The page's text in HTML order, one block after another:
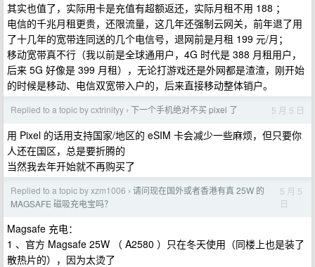
其实也值了，实际用卡是充值有超额返还，实际月租不用 188 ；
电信的千兆月租更贵，还限流量，这几年还强制云网关，前年退了用
了十几年的宽带连同送的几个电信号，退网前是月租 199 元/月；
移动宽带真不行（我以前是全球通用户，4G 时代是 388 月租用户，
后来 5G 好像是 399 月租），无论打游戏还是外网都是渣渣，刚开始
的时候是移动、电信双宽带入户的，后来直接移动整体销户。
Replied to a topic by cxtrinityy › 下一个手机绝对不买 pixel 了 5 月 5 日
用 Pixel 的话用支持国家/地区的 eSIM 卡会减少一些麻烦，但只要你
人还在国区，总是要折腾的
当然我去年开始就不再购买了
Replied to a topic by xzm1006 › 请问现在国外或者香港有真 25W 的
MAGSAFE 磁吸充电宝吗？
5 月 5
日
Magsafe 充电：
1 、官方 Magsafe 25W （ A2580 ）只在冬天使用（同楼上也是装了
散热片的），因为太烫了